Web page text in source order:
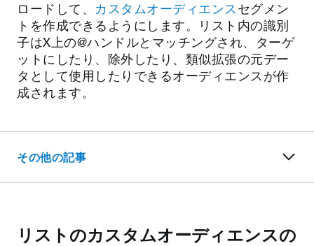
ロードして、 カスタムオーディエンス セグメン
トを作成できるようにします。リスト内の識別
子はX上の@ハンドルとマッチングされ、ターゲ
ットにしたり、除外したり、類似拡張の元デー
タとして使用したりできるオーディエンスが作
成されます。
その他の記事
リストのカスタムオーディエンスの